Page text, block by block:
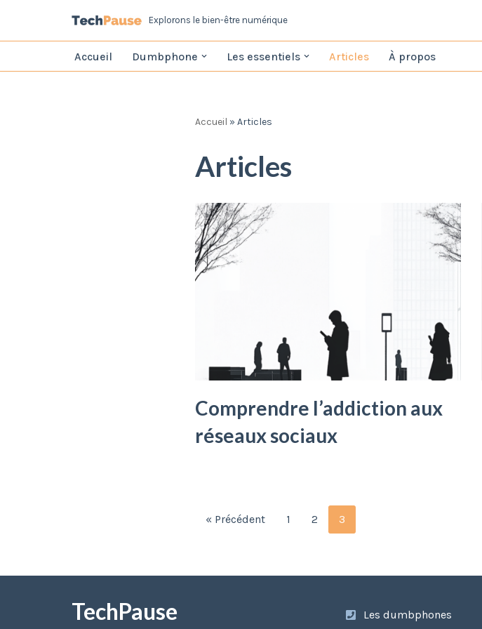
Aller
Explorons le bien-être numérique
Accueil‎ Dumbphone Les essentiels Articles‎ À propos‎
Accueil » Articles
Articles
Comprendre l’addiction aux
réseaux sociaux
« Précédent 1 2 3
TechPause Les dumbphones